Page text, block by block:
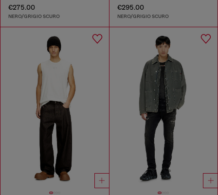
€275.00
NERO/GRIGIO SCURO
€295.00
NERO/GRIGIO SCURO